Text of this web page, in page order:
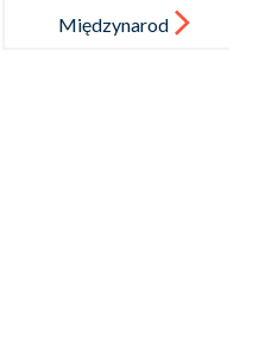
Międzynarod